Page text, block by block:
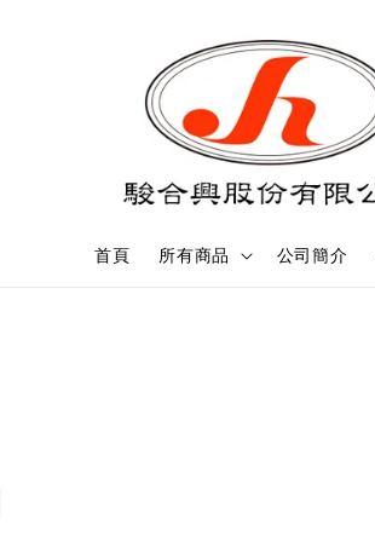
首頁 所有商品 公司簡介